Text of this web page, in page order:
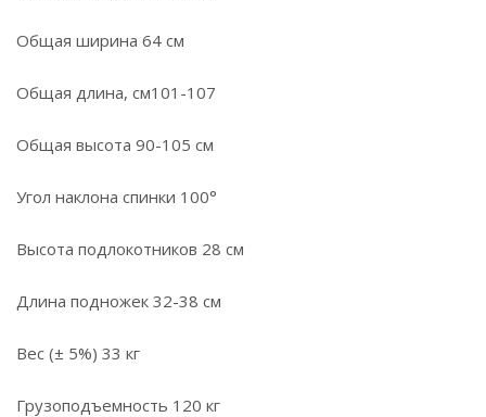
Общая ширина 64 см
Общая длина, см101-107
Общая высота 90-105 см
Угол наклона спинки 100°
Высота подлокотников 28 см
Длина подножек 32-38 см
Вес (± 5%) 33 кг
Грузоподъемность 120 кг